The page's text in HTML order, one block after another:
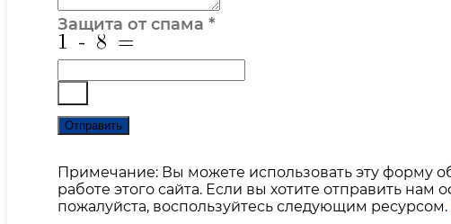
Защита от спама *
Отправить
Примечание: Вы можете использовать эту форму
работе этого сайта. Если вы хотите отправить
пожалуйста, воспользуйтесь следующим ресурсом.